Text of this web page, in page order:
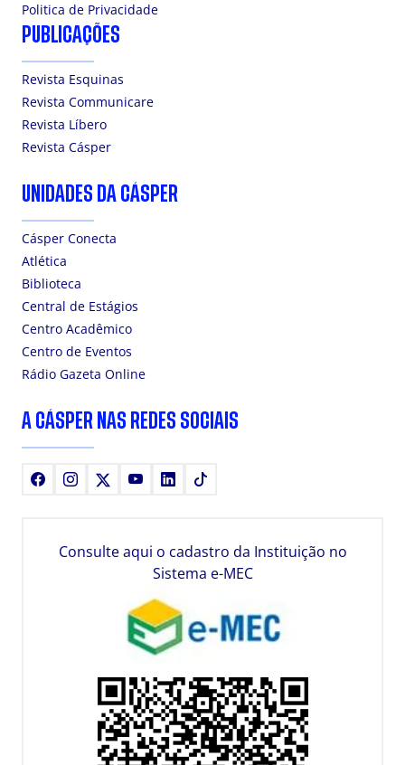
Politica de Privacidade
PUBLICAÇÕES
Revista Esquinas
Revista Communicare
Revista Líbero
Revista Cásper
UNIDADES DA CÁSPER
Cásper Conecta
Atlética
Biblioteca
Central de Estágios
Centro Acadêmico
Centro de Eventos
Rádio Gazeta Online
A CÁSPER NAS REDES SOCIAIS
FacebookInstagram YoutubeLinkedIn
Consulte aqui o cadastro da Instituição no
Sistema e-MEC